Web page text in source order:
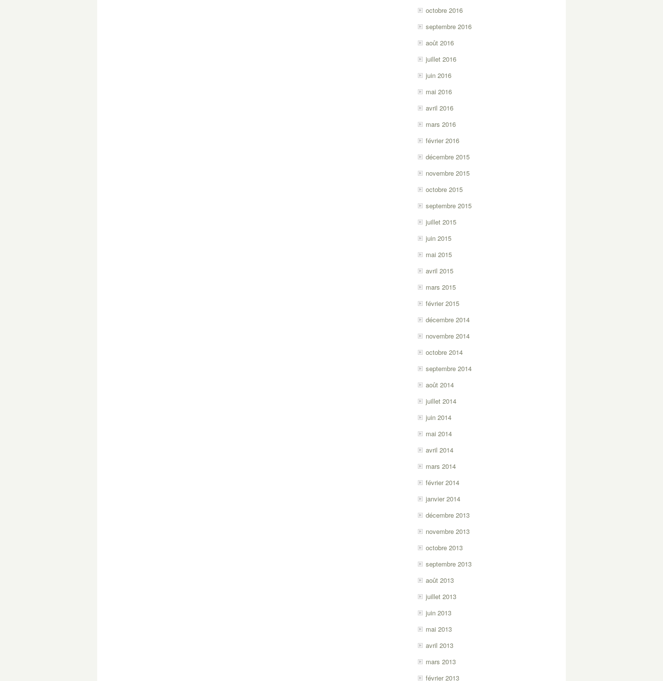
octobre 2016
septembre 2016
août 2016
juillet 2016
juin 2016
mai 2016
avril 2016
mars 2016
février 2016
décembre 2015
novembre 2015
octobre 2015
septembre 2015
juillet 2015
juin 2015
mai 2015
avril 2015
mars 2015
février 2015
décembre 2014
novembre 2014
octobre 2014
septembre 2014
août 2014
juillet 2014
juin 2014
mai 2014
avril 2014
mars 2014
février 2014
janvier 2014
décembre 2013
novembre 2013
octobre 2013
septembre 2013
août 2013
juillet 2013
juin 2013
mai 2013
avril 2013
mars 2013
février 2013